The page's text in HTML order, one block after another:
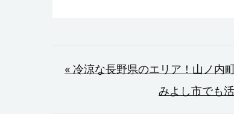
投
« 冷涼な長野県のエリア！山ノ内
みよし市でも